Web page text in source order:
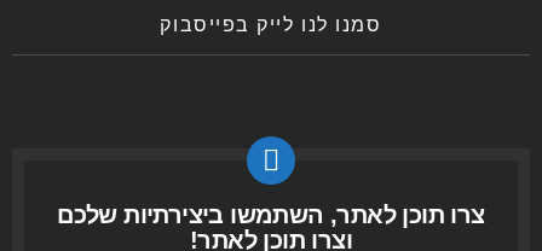
סמנו לנו לייק בפייסבוק
צרו תוכן לאתר, השתמשו ביצירתיות שלכם
וצרו תוכן לאתר!